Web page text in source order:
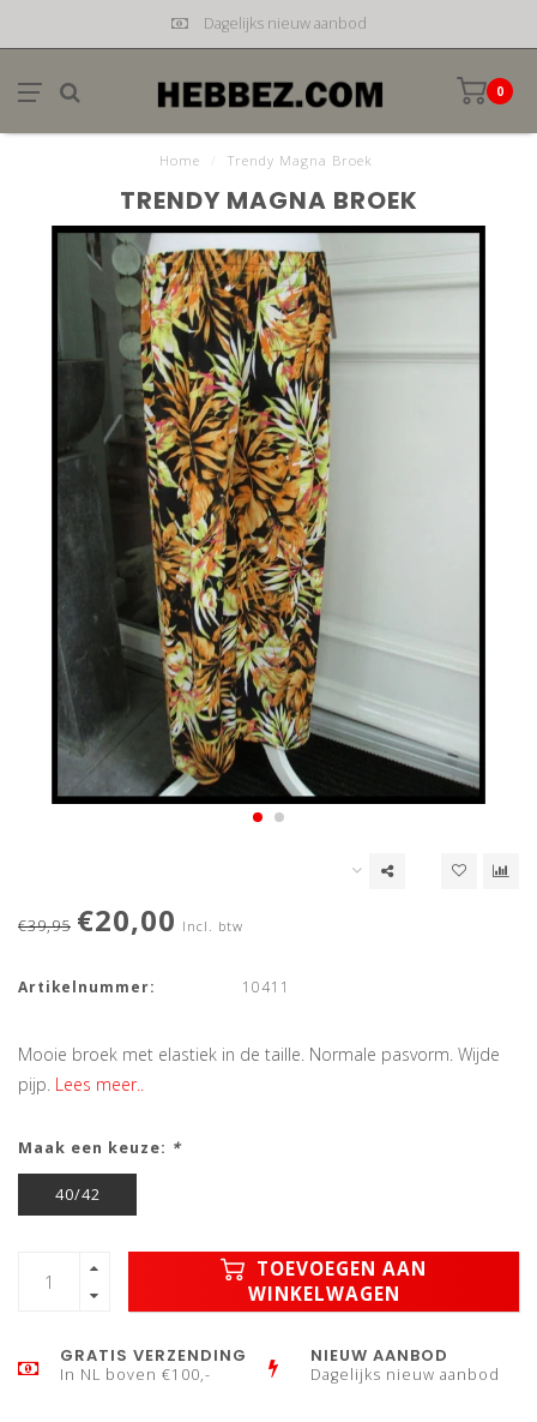
Dagelijks nieuw aanbod
0
Home Trendy Magna Broek
TRENDY MAGNA BROEK
€39,95 €20,00 Incl. btw
Artikelnummer: 10411
Mooie broek met elastiek in de taille. Normale pasvorm. Wijde
pijp. Lees meer..
Maak een keuze: *
40/42
TOEVOEGEN AAN
WINKELWAGEN
GRATIS VERZENDING
In NL boven €100,-
NIEUW AANBOD
Dagelijks nieuw aanbod